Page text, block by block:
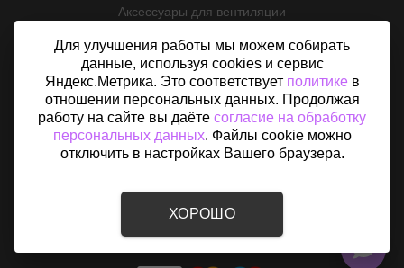
Аксессуары для вентиляции
ИНФОРМАЦИЯ
О магазине
Услуги
Оплата и доставка
Возврат
Отзывы
Политика конфиденциальности
Согласие на обработку персональных данных
Для улучшения работы мы можем собирать
данные, используя cookies и сервис
Яндекс.Метрика. Это соответствует политикев
отношении персональных данных. Продолжая
работу на сайте вы даёте согласие на обработку
персональных данных. Файлы cookie можно
отключить в настройках Вашего браузера.
ХОРОШО